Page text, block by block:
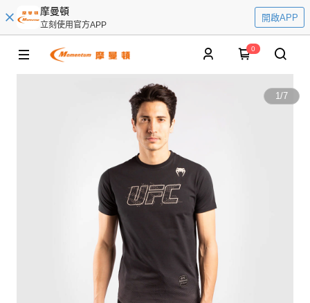
摩曼頓
立刻使用官方APP
開啟APP
0
1/7